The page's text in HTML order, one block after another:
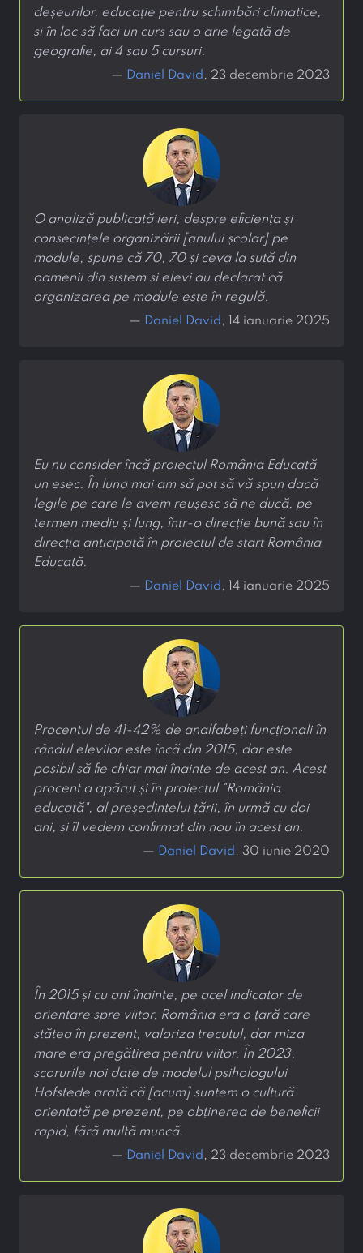
deșeurilor, educație pentru schimbări climatice,
și în loc să faci un curs sau o arie legată de
geografie, ai 4 sau 5 cursuri.
— Daniel David , 23 decembrie 2023
O analiză publicată ieri, despre eficiența și
consecințele organizării [anului școlar] pe
module, spune că 70, 70 și ceva la sută din
oamenii din sistem și elevi au declarat că
organizarea pe module este în regulă.
— Daniel David , 14 ianuarie 2025
Eu nu consider încă proiectul România Educată
un eșec. În luna mai am să pot să vă spun dacă
legile pe care le avem reușesc să ne ducă, pe
termen mediu și lung, într-o direcție bună sau în
direcția anticipată în proiectul de start România
Educată.
— Daniel David , 14 ianuarie 2025
Procentul de 41-42% de analfabeți funcționali în
rândul elevilor este încă din 2015, dar este
posibil să fie chiar mai înainte de acest an. Acest
procent a apărut și în proiectul "România
educată", al președintelui țării, în urmă cu doi
ani, și îl vedem confirmat din nou în acest an.
— Daniel David , 30 iunie 2020
În 2015 și cu ani înainte, pe acel indicator de
orientare spre viitor, România era o țară care
stătea în prezent, valoriza trecutul, dar miza
mare era pregătirea pentru viitor. În 2023,
scorurile noi date de modelul psihologului
Hofstede arată că [acum] suntem o cultură
orientată pe prezent, pe obținerea de beneficii
rapid, fără multă muncă.
— Daniel David , 23 decembrie 2023